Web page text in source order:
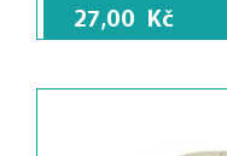
27,00 Kč